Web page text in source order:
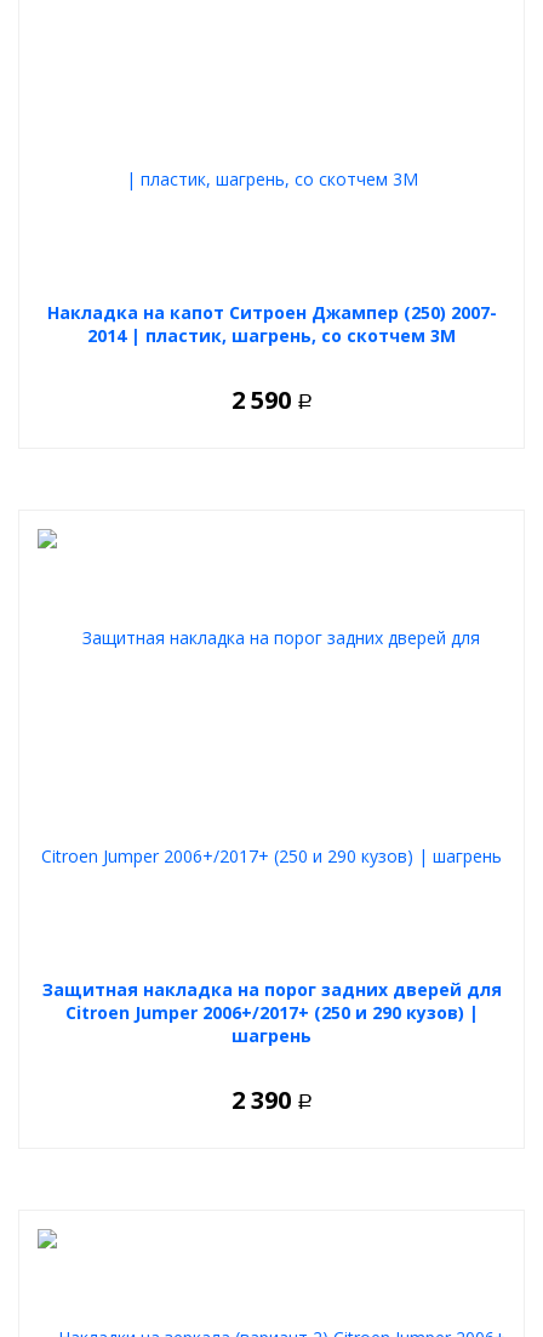
Накладка на капот Ситроен Джампер (250) 2007-
2014 | пластик, шагрень, со скотчем 3M
2 590 Р
Защитная накладка на порог задних дверей для
Citroen Jumper 2006+/2017+ (250 и 290 кузов) |
шагрень
2 390 Р